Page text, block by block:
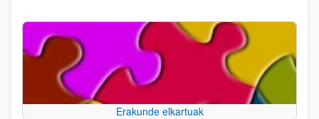
Erakunde elkartuak